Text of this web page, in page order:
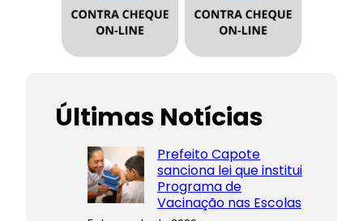
Últimas Notícias
Prefeito Capote
sanciona lei que institui
Programa de
Vacinação nas Escolas